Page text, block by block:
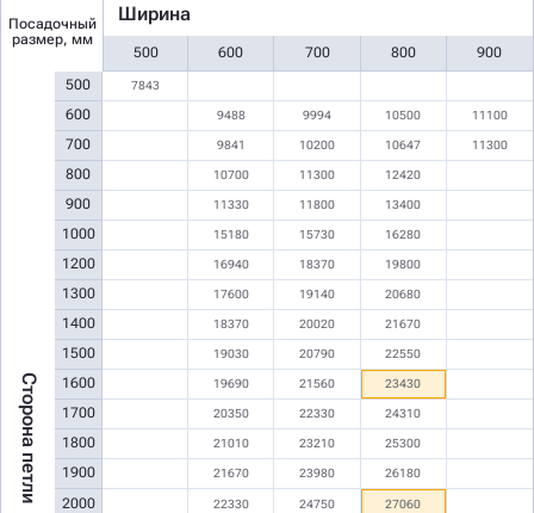
Посадочный
размер, мм
Ширина
500 600 700 800 900
Сторона петли
500
600
700
800
900
1000
1200
1300
1400
1500
1600
1700
1800
1900
2000
7843
9488 9994 10500 11100
9841 10200 10647 11300
10700 11300 12420
11330 11800 13400
15180 15730 16280
16940 18370 19800
17600 19140 20680
18370 20020 21670
19030 20790 22550
19690 21560 23430
20350 22330 24310
21010 23210 25300
21670 23980 26180
22330 24750 27060